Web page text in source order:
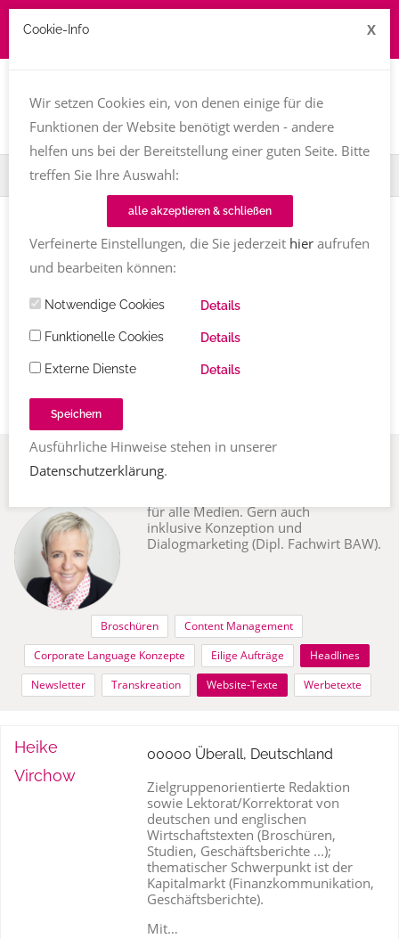
Home Fachfrauenmarkt
Texttreff-Fachfrauenmarkt
Übersicht/ Corporate Language
Konzepte
Annette
für alle Medien. Gern auch
inklusive Konzeption und
Dialogmarketing (Dipl. Fachwirt BAW).
Broschüren
Content Management
Corporate Language Konzepte
Eilige Aufträge
Headlines
Newsletter
Transkreation Website-Texte Werbetexte
Heike
Virchow
00000 Überall, Deutschland
Zielgruppenorientierte Redaktion
sowie Lektorat/Korrektorat von
deutschen und englischen
Wirtschaftstexten (Broschüren,
Studien, Geschäftsberichte ...);
thematischer Schwerpunkt ist der
Kapitalmarkt (Finanzkommunikation,
Geschäftsberichte).
Mit…
Cookie-Info X
Wir setzen Cookies ein, von denen einige für die
Funktionen der Website benötigt werden - andere
helfen uns bei der Bereitstellung einer guten Seite. Bitte
treffen Sie Ihre Auswahl:
alle akzeptieren & schließen
Verfeinerte Einstellungen, die Sie jederzeit hieraufrufen
und bearbeiten können:
Notwendige Cookies Details
Funktionelle Cookies Details
Externe Dienste Details
Speichern
Ausführliche Hinweise stehen in unserer
Datenschutzerklärung.